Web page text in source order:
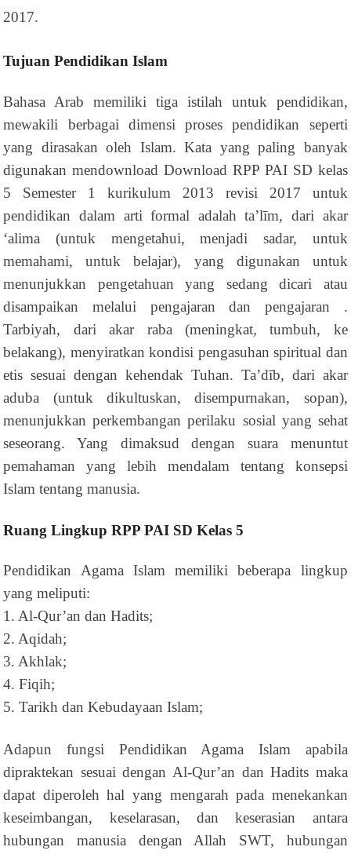
2017.
Tujuan Pendidikan Islam
Bahasa Arab memiliki tiga istilah untuk pendidikan,
mewakili berbagai dimensi proses pendidikan seperti
yang dirasakan oleh Islam. Kata yang paling banyak
digunakan mendownload Download RPP PAI SD kelas
5 Semester 1 kurikulum 2013 revisi 2017 untuk
pendidikan dalam arti formal adalah ta’līm, dari akar
‘alima (untuk mengetahui, menjadi sadar, untuk
memahami, untuk belajar), yang digunakan untuk
menunjukkan pengetahuan yang sedang dicari atau
disampaikan melalui pengajaran dan pengajaran .
Tarbiyah, dari akar raba (meningkat, tumbuh, ke
belakang), menyiratkan kondisi pengasuhan spiritual dan
etis sesuai dengan kehendak Tuhan. Ta’dīb, dari akar
aduba (untuk dikultuskan, disempurnakan, sopan),
menunjukkan perkembangan perilaku sosial yang sehat
seseorang. Yang dimaksud dengan suara menuntut
pemahaman yang lebih mendalam tentang konsepsi
Islam tentang manusia.
Ruang Lingkup RPP PAI SD Kelas 5
Pendidikan Agama Islam memiliki beberapa lingkup
yang meliputi:
1. Al-Qur’an dan Hadits;
2. Aqidah;
3. Akhlak;
4. Fiqih;
5. Tarikh dan Kebudayaan Islam;
Adapun fungsi Pendidikan Agama Islam apabila
dipraktekan sesuai dengan Al-Qur’an dan Hadits maka
dapat diperoleh hal yang mengarah pada menekankan
keseimbangan, keselarasan, dan keserasian antara
hubungan manusia dengan Allah SWT, hubungan